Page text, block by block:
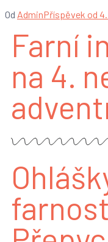
Od AdminPříspěvek od
Farní
na 4.